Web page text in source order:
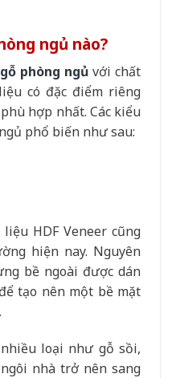
ngủ nào?
phòng ngủvới chất
có đặc điểm riêng
hợp nhất. Các kiểu
phổ biến như sau:
HDF Veneer cũng
hiện nay. Nguyên
bề ngoài được dán
tạo nên một bề mặt
loại như gỗ sồi,
nhà trở nên sang